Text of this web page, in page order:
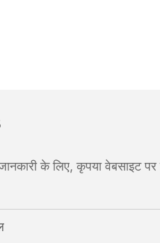
के लिए, कृपया वेबसाइट